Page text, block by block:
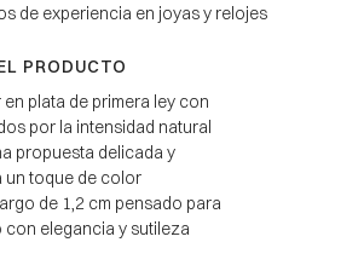
de experiencia en joyas y relojes
PRODUCTO
plata de primera ley con
por la intensidad natural
propuesta delicada y
un toque de color
de 1,2 cm pensado para
elegancia y sutileza